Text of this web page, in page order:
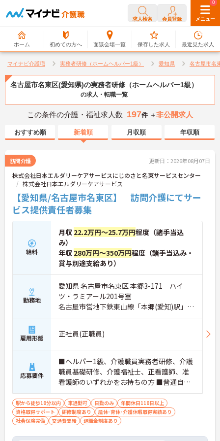
求人検索 会員登録 メニュー
ホーム 初めての方へ 面談会場一覧
0
保存した求人
0
最近見た求人
マイナビ介護職 実務者研修（ホームヘルパー1級） 愛知県 名古屋市名
名古屋市名東区(愛知県)の実務者研修（ホームヘルパー1級）
の求人・転職一覧
この条件の介護・福祉求人数 197件 ＋非公開求人
おすすめ順 新着順 月収順 年収順
訪問介護 更新日：2026年08月07日
株式会社日本エルダリーケアサービスにじのさと名東サービスセンター
株式会社日本エルダリーケアサービス
【愛知県/名古屋市名東区】 訪問介護にてサー
ビス提供責任者募集
給料
月収 22.2万円～25.7万円程度（諸手当込
み）
年収 280万円～350万円程度（諸手当込み・
賞与別途支給あり）
勤務地
愛知県 名古屋市名東区 本郷3-171 ハイ
ツ・ラミアール201号室
名古屋市営地下鉄東山線「本郷(愛知)駅」徒
歩7分
雇用形態 正社員(正職員)
応募要件
■ヘルパー1級、介護職員実務者研修、介護
職員基礎研修、介護福祉士、正看護師、准
看護師のいずれかをお持ちの方 ■普通自動
車又は自動二輪車免許
駅から徒歩10分以内 車通勤可 日勤のみ
年間休日110日以上
資格取得サポート
研修制度あり
産休･育休･介護休暇取得実績あり
社会保険完備
交通費支給 退職金制度あり